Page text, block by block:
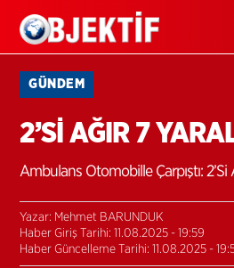
GÜNDEM
2’Sİ AĞIR 7
Ambulans Otomobille Çarpıştı: 2’Si
Yazar: Mehmet BARUNDUK
Haber Giriş Tarihi: 11.08.2025 - 19:59
Haber Güncelleme Tarihi: 11.08.2025 -